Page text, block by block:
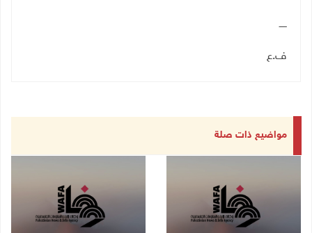
ـــــ
ف.ع
مواضيع ذات صلة